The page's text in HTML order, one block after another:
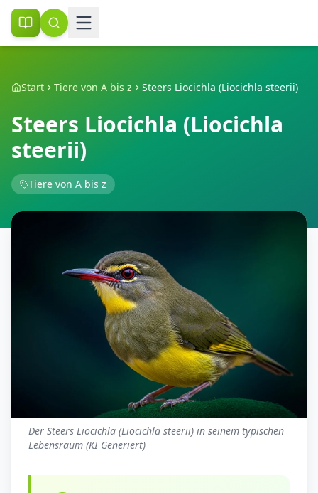
Start Tiere von A bis z Steers Liocichla (Liocichla steerii)
Steers Liocichla (Liocichla
steerii)
Tiere von A bis z
Der Steers Liocichla (Liocichla steerii) in seinem typischen
Lebensraum (KI Generiert)